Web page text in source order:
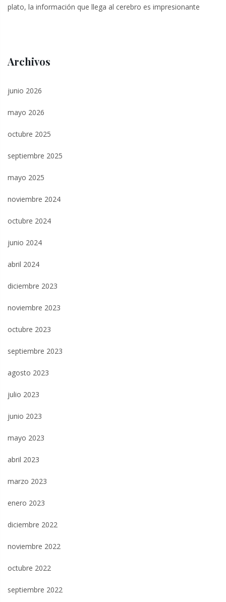
plato, la información que llega al cerebro es impresionante
Archivos
junio 2026
mayo 2026
octubre 2025
septiembre 2025
mayo 2025
noviembre 2024
octubre 2024
junio 2024
abril 2024
diciembre 2023
noviembre 2023
octubre 2023
septiembre 2023
agosto 2023
julio 2023
junio 2023
mayo 2023
abril 2023
marzo 2023
enero 2023
diciembre 2022
noviembre 2022
octubre 2022
septiembre 2022